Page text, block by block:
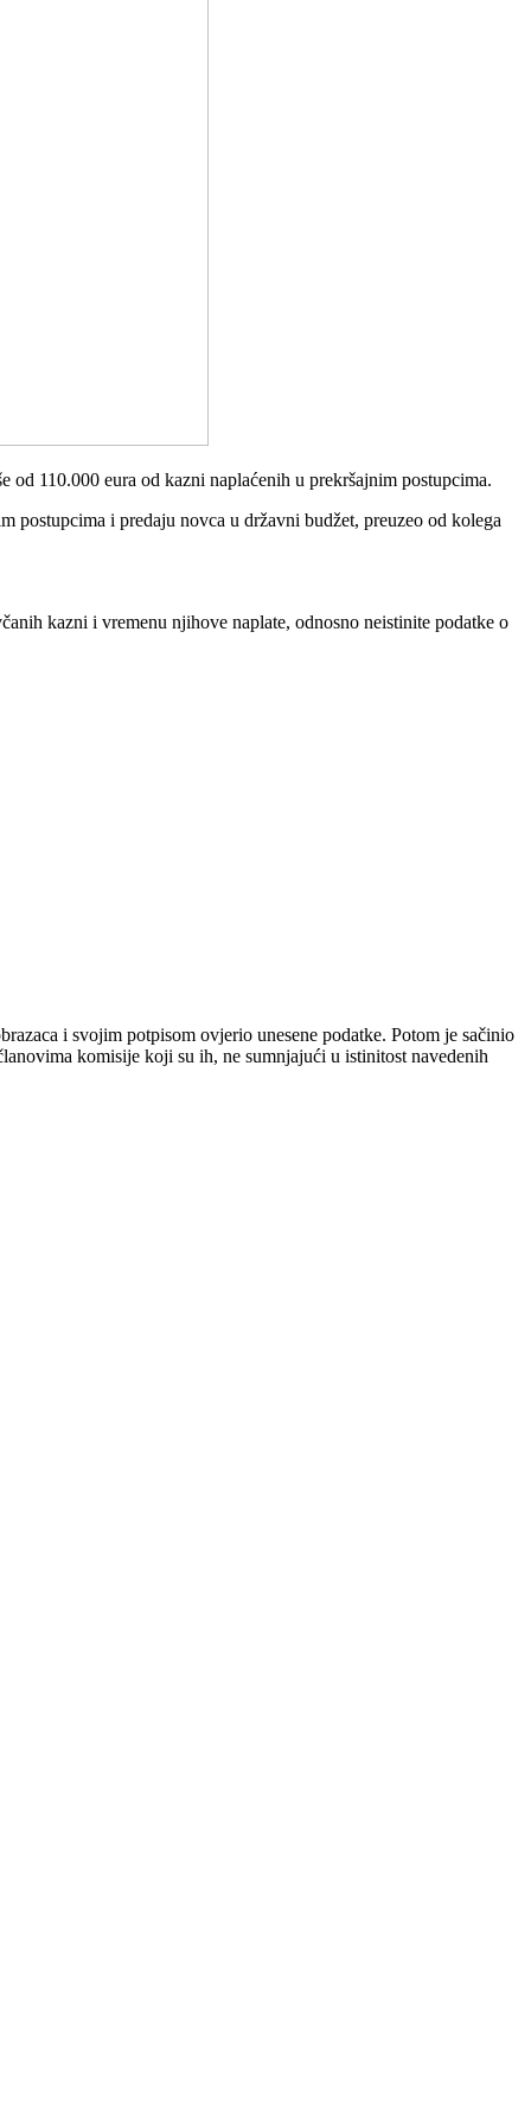
110.000 eura od kazni naplaćenih u prekršajnim postupcima.
postupcima i predaju novca u državni budžet, preuzeo od kolega
kazni i vremenu njihove naplate, odnosno neistinite podatke o
i svojim potpisom ovjerio unesene podatke. Potom je sačinio
komisije koji su ih, ne sumnjajući u istinitost navedenih